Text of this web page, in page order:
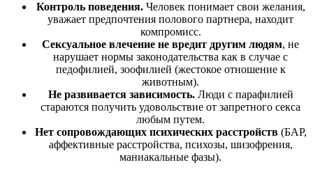
Контроль поведения.Человек понимает свои желания,
уважает предпочтения полового партнера, находит
компромисс.
Сексуальное влечение не вредит другим людям, не
нарушает нормы законодательства как в случае с
педофилией, зоофилией (жестокое отношение к
животным).
Не развивается зависимость.Люди с парафилией
стараются получить удовольствие от запретного секса
любым путем.
Нет сопровождающих психических расстройств(БАР,
аффективные расстройства, психозы, шизофрения,
маниакальные фазы).